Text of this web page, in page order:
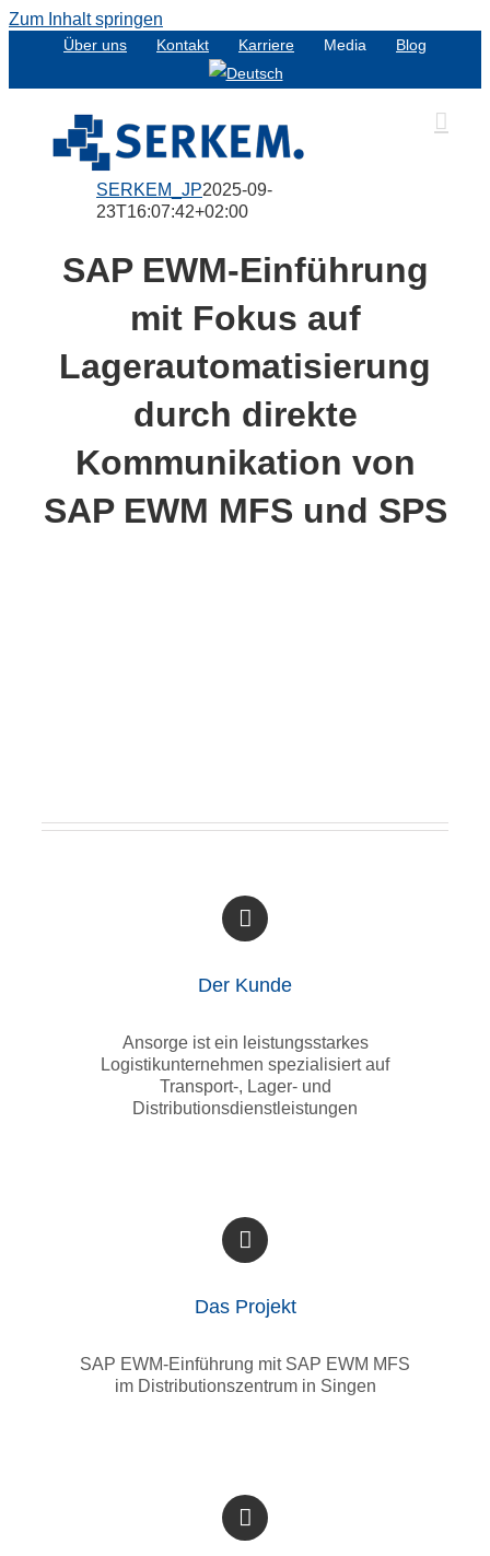
Zum Inhalt springen
Über uns Kontakt Karriere Media Blog
SERKEM_JP2025-09-
23T16:07:42+02:00
SAP EWM-Einführung
mit Fokus auf
Lagerautomatisierung
durch direkte
Kommunikation von
SAP EWM MFS und SPS
Der Kunde
Ansorge ist ein leistungsstarkes
Logistikunternehmen spezialisiert auf
Transport-, Lager- und
Distributionsdienstleistungen
Das Projekt
SAP EWM-Einführung mit SAP EWM MFS
im Distributionszentrum in Singen